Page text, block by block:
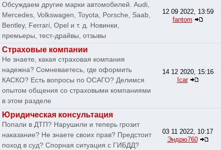
Обсуждаем другие марки автомобилей. Audi,
Mercedes, Volkswagen, Toyota, Porsche, Saab,
Bentley, Ferrari, Opel и т. д. Новинки,
премьеры, тест-драйвы, отзывы
12 09 2022, 13:59
fantom
Страховые компании
Не знаете, какая страховая компания
надежна? Сомневаетесь, где оформить
КАСКО? Есть вопросы по ОСАГО? Делимся
опытом общения со страховыми компаниями
в этом разделе
14 12 2020, 15:16
Icar
Юридическая консультация
Попали в ДТП? Нарушили и теперь грозит
наказание? Не знаете своих прав? Предстоит
поход в суд? Спорная ситуация с ГИБДД?
03 11 2022, 10:17
Эндрю760